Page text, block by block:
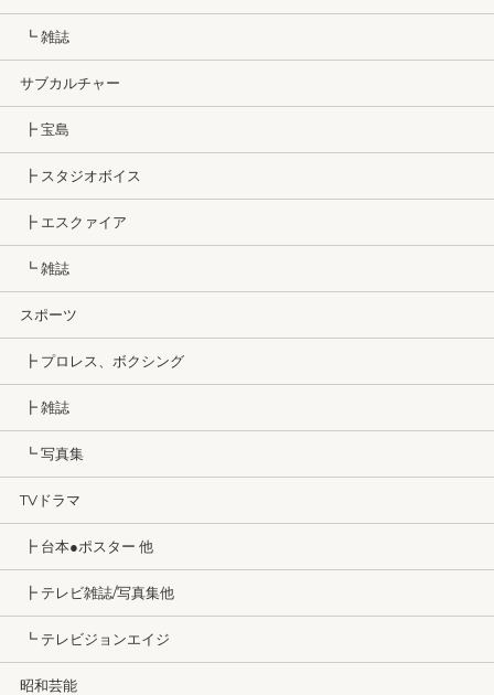
┗ 雑誌
サブカルチャー
┣ 宝島
┣ スタジオボイス
┣ エスクァイア
┗ 雑誌
スポーツ
┣ プロレス、ボクシング
┣ 雑誌
┗ 写真集
TVドラマ
┣ 台本●ポスター 他
┣ テレビ雑誌/写真集他
┗ テレビジョンエイジ
昭和芸能